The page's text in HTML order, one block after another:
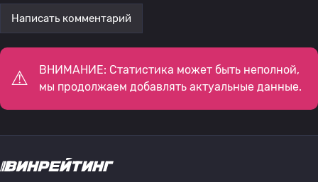
Написать комментарий
ВНИМАНИЕ: Статистика может быть неполной,
мы продолжаем добавлять актуальные данные.